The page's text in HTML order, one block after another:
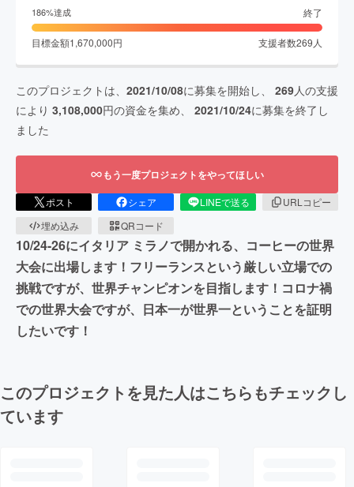
186%達成 終了
目標金額1,670,000円 支援者数269 人
このプロジェクトは、 2021/10/08に募集を開始し、 269人の支援
により 3,108,000円の資金を集め、 2021/10/24に募集を終了し
ました
もう一度プロジェクトをやってほしい
ポスト シェア LINEで送る
URLコピー
埋め込み
QRコード
10/24-26にイタリア ミラノで開かれる、コーヒーの世界
大会に出場します！フリーランスという厳しい立場での
挑戦ですが、世界チャンピオンを目指します！コロナ禍
での世界大会ですが、日本一が世界一ということを証明
したいです！
このプロジェクトを見た人はこちらもチェックし
ています